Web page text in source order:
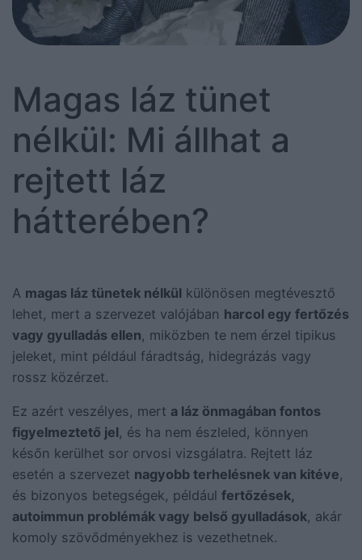
Magas láz tünet
nélkül: Mi állhat a
rejtett láz
hátterében?
A magas láz tünetek nélkül különösen megtévesztő
lehet, mert a szervezet valójában harcol egy fertőzés
vagy gyulladás ellen, miközben te nem érzel tipikus
jeleket, mint például fáradtság, hidegrázás vagy
rossz közérzet.
Ez azért veszélyes, mert a láz önmagában fontos
figyelmeztető jel, és ha nem észleled, könnyen
későn kerülhet sor orvosi vizsgálatra. Rejtett láz
esetén a szervezet nagyobb terhelésnek van kitéve,
és bizonyos betegségek, példáulfertőzések,
autoimmun problémák vagy belső gyulladások, akár
komoly szövődményekhez is vezethetnek.